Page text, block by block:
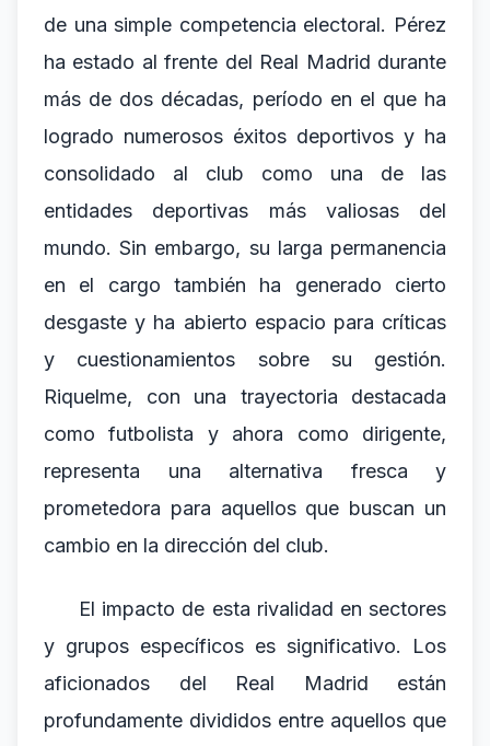
de una simple competencia electoral. Pérez
ha estado al frente del Real Madrid durante
más de dos décadas, período en el que ha
logrado numerosos éxitos deportivos y ha
consolidado al club como una de las
entidades deportivas más valiosas del
mundo. Sin embargo, su larga permanencia
en el cargo también ha generado cierto
desgaste y ha abierto espacio para críticas
y cuestionamientos sobre su gestión.
Riquelme, con una trayectoria destacada
como futbolista y ahora como dirigente,
representa una alternativa fresca y
prometedora para aquellos que buscan un
cambio en la dirección del club.
El impacto de esta rivalidad en sectores
y grupos específicos es significativo. Los
aficionados del Real Madrid están
profundamente divididos entre aquellos que